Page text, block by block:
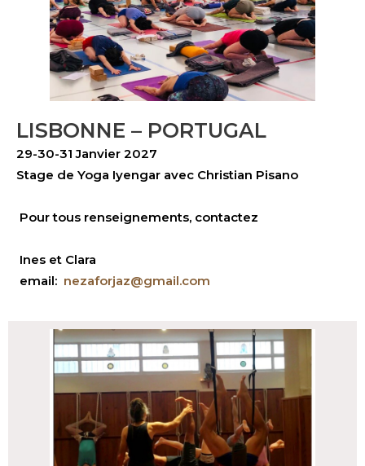
LISBONNE – PORTUGAL
29-30-31 Janvier 2027
Stage de Yoga Iyengar avec Christian Pisano
Pour tous renseignements, contactez
Ines et Clara
email: nezaforjaz@gmail.com